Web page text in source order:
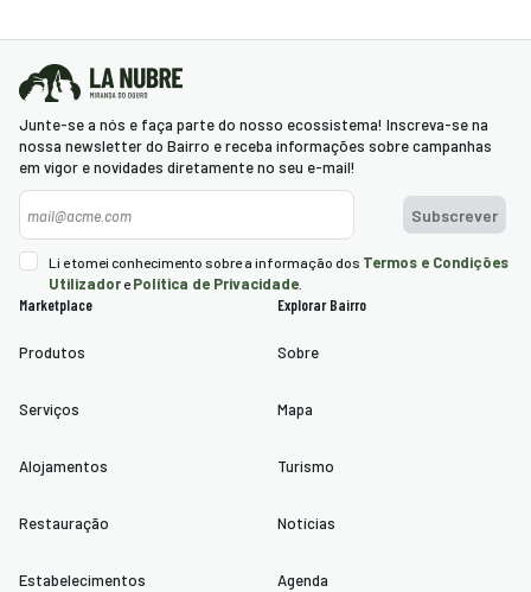
Junte-se a nós e faça parte do nosso ecossistema! Inscreva-se na
nossa newsletter do Bairro e receba informações sobre campanhas
em vigor e novidades diretamente no seu e-mail!
Subscrever
Li e tomei conhecimento sobre a informação dos Termos e Condições
Utilizador ePolítica de Privacidade
Marketplace
Produtos
Serviços
Alojamentos
Restauração
Estabelecimentos
Explorar Bairro
Sobre
Mapa
Turismo
Notícias
Agenda